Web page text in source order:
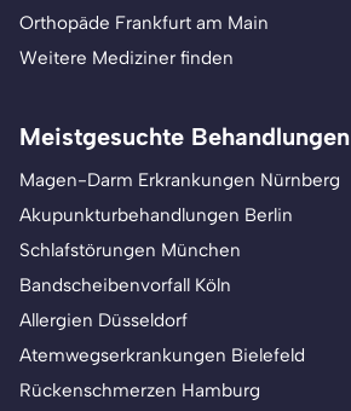
Orthopäde Frankfurt am Main
Weitere Mediziner finden
Meistgesuchte Behandlungen
Magen-Darm Erkrankungen Nürnberg
Akupunkturbehandlungen Berlin
Schlafstörungen München
Bandscheibenvorfall Köln
Allergien Düsseldorf
Atemwegserkrankungen Bielefeld
Rückenschmerzen Hamburg